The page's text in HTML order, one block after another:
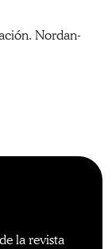
Nordan-
la revista